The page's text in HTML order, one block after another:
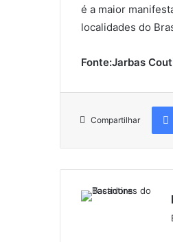
é a maior
localidades do
Fonte:Jarbas
Compartilhar